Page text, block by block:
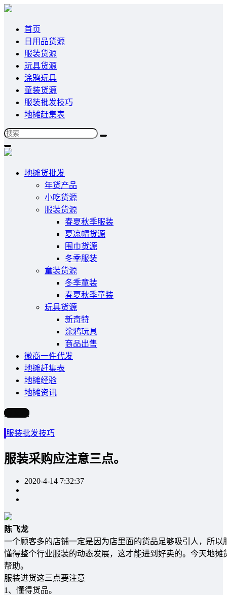
首页
日用品货源
服装货源
玩具货源
涂鸦玩具
童装货源
服装批发技巧
地摊赶集表
地摊货批发
年货产品
小吃货源
服装货源
春夏秋季服装
夏凉帽货源
围巾货源
冬季服装
童装货源
冬季童装
春夏秋季童装
玩具货源
新奇特
涂鸦玩具
商品出售
微商一件代发
地摊赶集表
地摊经验
地摊资讯
写文章
服装批发技巧
服装采购应注意三点。
2020-4-14 7:32:37
陈飞龙
一个顾客多的店铺一定是因为店里面的货品足够吸引人，所
懂得整个行业服装的动态发展，这才能进到好卖的。今天地
帮助。
服装进货这三点要注意
1、懂得货品。